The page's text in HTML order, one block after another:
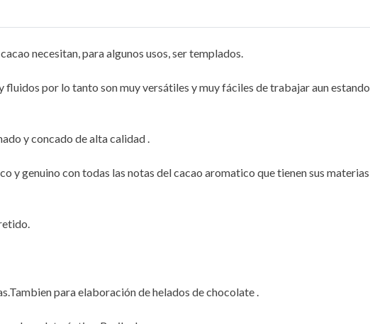
necesitan, para algunos usos, ser templados.
fluidos por lo tanto son muy versátiles y muy fáciles de trabajar aun estando
y concado de alta calidad .
y genuino con todas las notas del cacao aromatico que tienen sus materias
para elaboración de helados de chocolate .